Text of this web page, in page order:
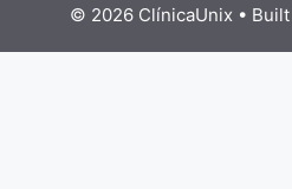
© 2026 ClínicaUnix •